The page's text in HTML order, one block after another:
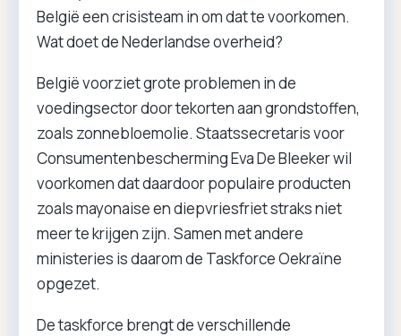
België een crisisteam in om dat te voorkomen.
Wat doet de Nederlandse overheid?
België voorziet grote problemen in de
voedingsector door tekorten aan grondstoffen,
zoals zonnebloemolie. Staatssecretaris voor
Consumentenbescherming Eva De Bleeker wil
voorkomen dat daardoor populaire producten
zoals mayonaise en diepvriesfriet straks niet
meer te krijgen zijn. Samen met andere
ministeries is daarom de Taskforce Oekraïne
opgezet.
De taskforce brengt de verschillende